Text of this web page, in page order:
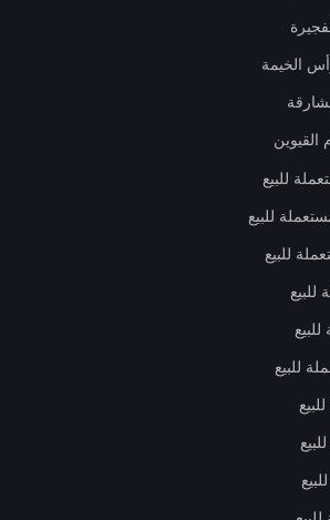
الخيمة
القيوين
للبيع
للبيع
للبيع
للبيع